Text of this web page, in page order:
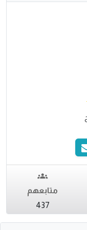
متابعهم
437